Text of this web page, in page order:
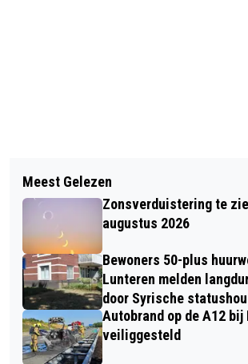
ENORME ZWARTE
VUILNISBELT IN BARNEVELD
ANNE FRANKBOOM IN
Meest Gelezen
Zonsverduistering te
augustus 2026
Bewoners 50-plus
Lunteren melden
door Syrische
Autobrand op de A12 bij
veiliggesteld